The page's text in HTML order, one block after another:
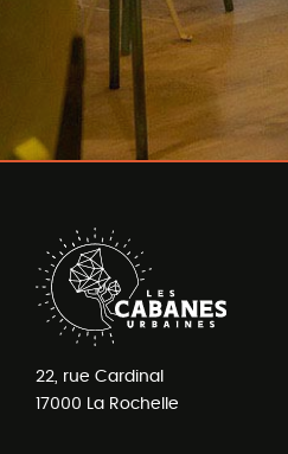
22, rue Cardinal
17000
La Rochelle